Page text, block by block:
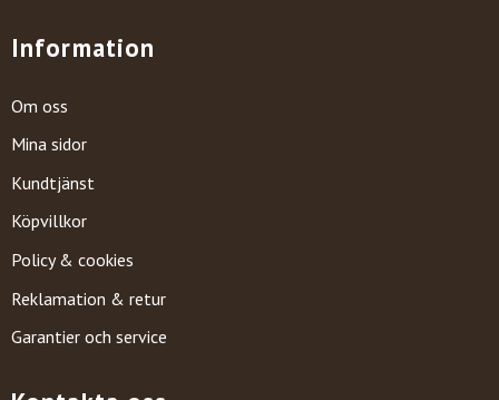
Information
Om oss
Mina sidor
Kundtjänst
Köpvillkor
Policy & cookies
Reklamation & retur
Garantier och service